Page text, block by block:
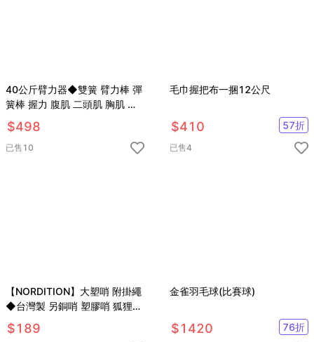
40公斤臂力器◆雙簧 臂力棒 彈
簧棒 握力 腹肌 二頭肌 胸肌 伏
地挺身 健肌器 重訓 健身舉重
$498
已售 10
毛巾握把布一捆12公尺
$410 57折
已售4
【NORDITION】大塑哨 附掛繩
◆台灣製 另銅哨 塑膠哨 狐狸哨
求生 裁判 團康 體育課 哨子 羽
球 籃球 教練
$189
金雀羽毛球(比賽球)
$1420 76折